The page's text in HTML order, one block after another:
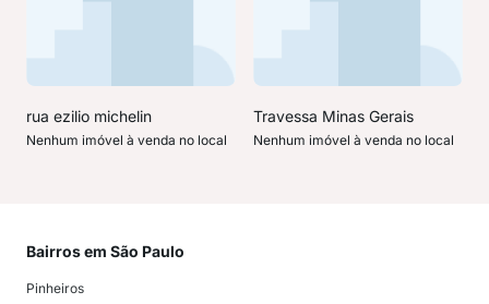
rua ezilio michelin
Nenhum imóvel à venda no local
Travessa Minas Gerais
Nenhum imóvel à venda no local
Bairros em São Paulo
Pinheiros